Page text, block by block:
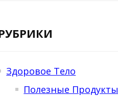
Здоровое Тело
Полезные Продукты